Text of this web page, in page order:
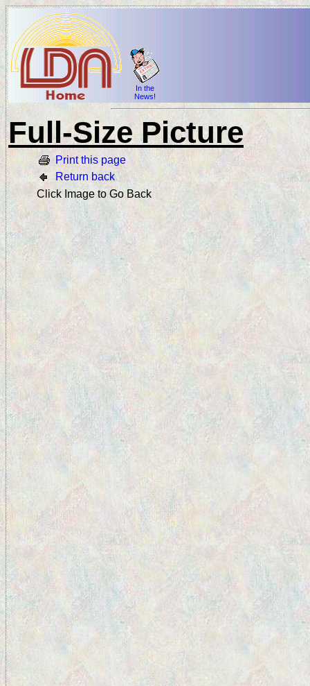
In the
News!
Full-Size Picture
Print this page
Return back
Click Image to Go Back